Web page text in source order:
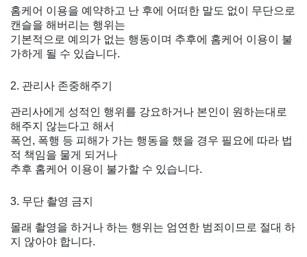
홈케어 이용을 예약하고 난 후에 어떠한 말도 없이 무단으로
캔슬을 해버리는 행위는
기본적으로 예의가 없는 행동이며 추후에 홈케어 이용이 불
가하게 될 수 있습니다.
2. 관리사 존중해주기
관리사에게 성적인 행위를 강요하거나 본인이 원하는대로
해주지 않는다고 해서
폭언, 폭행 등 피해가 가는 행동을 했을 경우 필요에 따라 법
적 책임을 물게 되거나
추후 홈케어 이용이 불가할 수 있습니다.
3. 무단 촬영 금지
몰래 촬영을 하거나 하는 행위는 엄연한 범죄이므로 절대 하
지 않아야 합니다.